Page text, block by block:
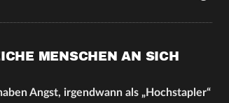
MENSCHEN AN SICH
Angst, irgendwann als „Hochstapler“